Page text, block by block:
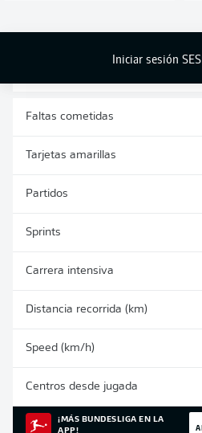
Iniciar sesión
DIVIDIDOS
0
Faltas cometidas
Tarjetas amarillas
Partidos
Sprints
Carrera intensiva
Distancia recorrida (km)
Speed (km/h)
Centros desde jugada
¡MÁS BUNDESLIGA EN LA
APP!